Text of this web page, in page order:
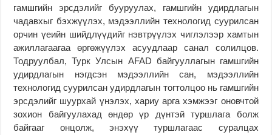
гамшгийн эрсдэлийг бууруулах, гамшгийн удирдлагын
чадавхыг бэхжүүлэх, мэдээллийн технологид суурилсан
орчин үеийн шийдлүүдийг нэвтрүүлэх чиглэлээр хамтын
ажиллагаагаа өргөжүүлэх асуудлаар санал солилцов.
Тодруулбал, Турк Улсын AFAD байгууллагын гамшгийн
удирдлагын нэгдсэн мэдээллийн сан, мэдээллийн
технологид суурилсан удирдлагын тогтолцоо нь гамшгийн
эрсдэлийг шуурхай үнэлэх, хариу арга хэмжээг оновчтой
зохион байгуулахад өндөр үр дүнтэй туршлага болж
байгааг онцолж, энэхүү туршлагаас суралцах